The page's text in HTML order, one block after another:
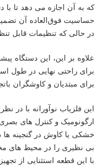
که به آن اجازه می دهد تا
حساسیت فوق‌العاده آن
در حالی که تنظیمات قابل
علاوه بر این، این دستگاه
برای راحتی نهایی در طول
برای مبتدیان و کاوشگران
این فلزیاب نوآورانه با
ارگونومیک و کنترل های
خشکی یا کاوش در گنجینه ها
بی نظیری را در محیط های
با این قطعه استثنایی از